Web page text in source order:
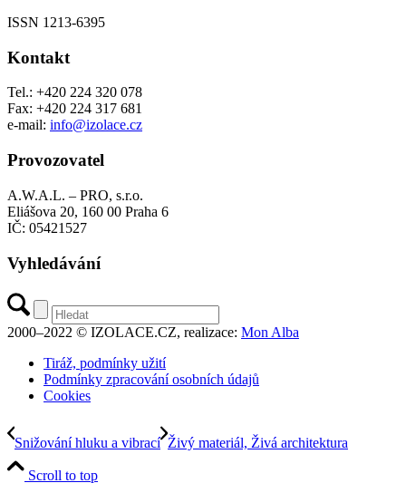
ISSN 1213-6395
Kontakt
Tel.: +420 224 320 078
Fax: +420 224 317 681
e-mail: info@izolace.cz
Provozovatel
A.W.A.L. – PRO, s.r.o.
Eliášova 20, 160 00 Praha 6
IČ: 05421527
Vyhledávání
2000–2022 © IZOLACE.CZ, realizace: Mon Alba
Tiráž, podmínky užití
Podmínky zpracování osobních údajů
Cookies
Snižování hluku a vibrací Živý materiál, Živá architektura
Scroll to top